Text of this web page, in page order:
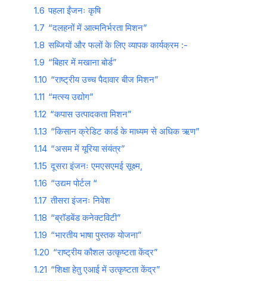
1.6 पहला ईंजनः कृषि
1.7 “दलहनों में आत्मनिर्भरता मिशन”
1.8 सब्जियों और फलों के लिए व्यापक कार्यक्रम :-
1.9 “बिहार में मखाना बोर्ड”
1.10 “राष्ट्रीय उच्च पैदावार बीज मिशन”
1.11 “मत्स्य उद्योग”
1.12 “कपास उत्पादकता मिशन”
1.13 “किसान क्रेडिट कार्ड के माध्यम से अधिक ऋण”
1.14 “असम में यूरिया संयंत्र”
1.15 दूसरा इंजनः एमएसएमई सूक्ष्म,
1.16 “उद्यम पोर्टल “
1.17 तीसरा इंजनः निवेश
1.18 “ब्रॉडबेंड कनेक्टविटी”
1.19 “भारतीय भाषा पुस्तक योजना”
1.20 “राष्ट्रीय कौशल उत्कृष्टता केंद्र”
1.21 “शिक्षा हेतु एआई में उत्कृष्टता केंद्र”